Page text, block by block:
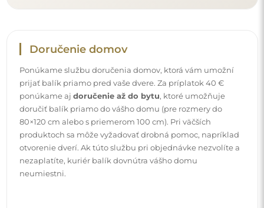
Návody
Aby bola montáž a používanie nášho zrkadla jednoduché
a bez starostí, pripravili sme pre vás podrobné návody.
Nájdete v nich všetky potrebné kroky pre správnu montáž
zrkadla, ako aj rady pre jeho údržbu, čistenie a
starostlivosť, aby ste sa mohli dlho tešiť z jeho dokonalého
vzhľadu.
Pozrite si návody na montáž a používanie.